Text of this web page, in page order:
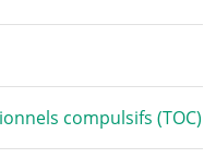
compulsifs (TOC)